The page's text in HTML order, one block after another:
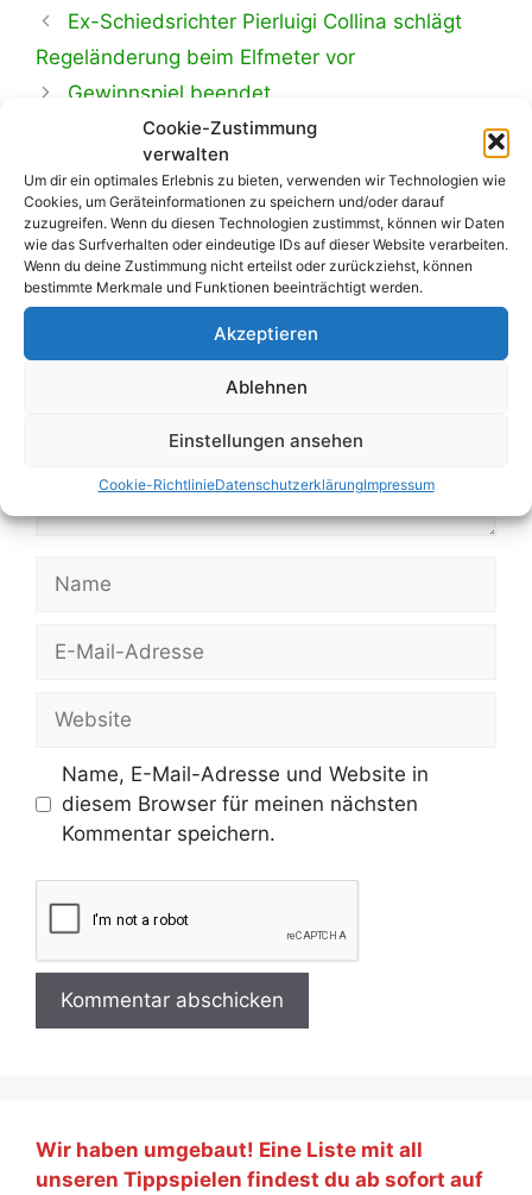
Cookie-Zustimmung
verwalten
Um dir ein optimales Erlebnis zu bieten, verwenden wir Technologien wie
Cookies, um Geräteinformationen zu speichern und/oder darauf
zuzugreifen. Wenn du diesen Technologien zustimmst, können wir Daten
wie das Surfverhalten oder eindeutige IDs auf dieser Website verarbeiten.
Wenn du deine Zustimmung nicht erteilst oder zurückziehst, können
bestimmte Merkmale und Funktionen beeinträchtigt werden.
Akzeptieren
Ablehnen
Einstellungen ansehen
Cookie-RichtlinieDatenschutzerklärungImpressum
Ex-Schiedsrichter Pierluigi Collina schlägt
Regeländerung beim Elfmeter vor
Gewinnspiel beendet
Schreibe einen Kommentar
Kommentar
Name
Website
Name, E-Mail-Adresse und Website in
diesem Browser für meinen nächsten
Kommentar speichern.
Wir haben umgebaut! Eine Liste mit all
unseren Tippspielen findest du ab sofort auf